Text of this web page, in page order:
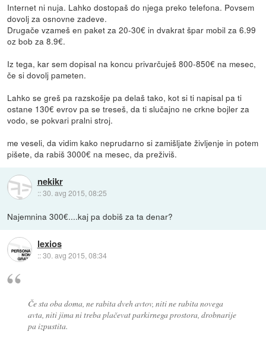
Internet ni nuja. Lahko dostopaš do njega preko telefona. Povsem
dovolj za osnovne zadeve.
Drugače vzameš en paket za 20-30€ in dvakrat špar mobil za 6.99
oz bob za 8.9€.
Iz tega, kar sem dopisal na koncu privarčuješ 800-850€ na mesec,
če si dovolj pameten.
Lahko se greš pa razskošje pa delaš tako, kot si ti napisal pa ti
ostane 130€ evrov pa se treseš, da ti slučajno ne crkne bojler za
vodo, se pokvari pralni stroj.
me veseli, da vidim kako neprudarno si zamišljate življenje in potem
pišete, da rabiš 3000€ na mesec, da preživiš.
nekikr
::30. avg 2015, 08:25
Najemnina 300€....kaj pa dobiš za ta denar?
lexios
::30. avg 2015, 08:34
Če sta oba doma, ne rabita dveh avtov, niti ne rabita novega
avta, niti jima ni treba plačevat parkirnega prostora, drobnarije
pa izpustita.